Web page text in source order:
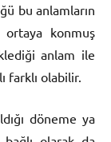
bu anlamların
ortaya konmuş
anlam ile
farklı olabilir.
döneme ya